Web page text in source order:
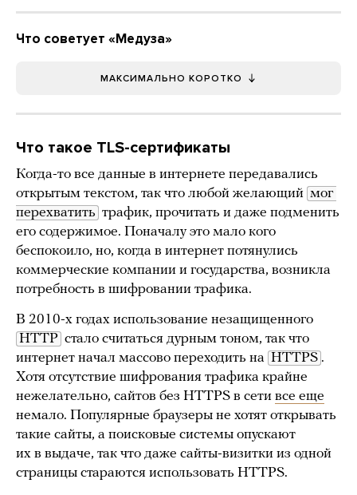
Что советует «Медуза»
МАКСИМАЛЬНО КОРОТКО
Что такое TLS-сертификаты
Когда-то все данные в интернете передавались
открытым текстом, так что любой желающий мог
перехватить трафик, прочитать и даже подменить
его содержимое. Поначалу это мало кого
беспокоило, но, когда в интернет потянулись
коммерческие компании и государства, возникла
потребность в шифровании трафика.
В 2010-х годах использование незащищенного
HTTP стало считаться дурным тоном, так что
интернет начал массово переходить на HTTPS .
Хотя отсутствие шифрования трафика крайне
нежелательно, сайтов без HTTPS в сети все еще
немало. Популярные браузеры не хотят открывать
такие сайты, а поисковые системы опускают
их в выдаче, так что даже сайты-визитки из одной
страницы стараются использовать HTTPS.